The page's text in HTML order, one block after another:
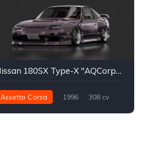
Nissan 180SX Type-X "AQCorpo" 1996
Assetto Corsa 1996
308 cv